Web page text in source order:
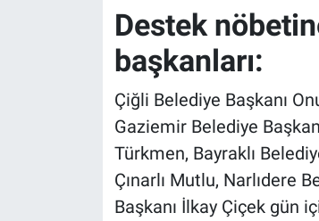
Destek
başkanları:
Çiğli Belediye Başkanı
Gaziemir Belediye
Türkmen, Bayraklı
Çınarlı Mutlu, Narlıdere
Başkanı İlkay Çiçek gün